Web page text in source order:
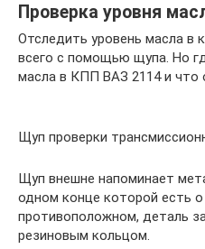
Проверка уровня
Отследить уровень масла в
всего с помощью щупа. Но
масла в КПП ВАЗ 2114 и что
Щуп проверки
Щуп внешне напоминает
одном конце которой есть о
противоположном, деталь
резиновым кольцом.